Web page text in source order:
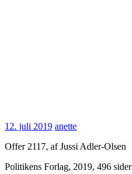
12. juli 201912.
2019
anetteanette
Offer 2117, af Jussi Adler-Olsen
Politikens Forlag, 2019, 496 sider